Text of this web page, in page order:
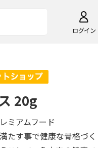
ログイン
20g
ミアムフード
たす事で健康な骨格づく